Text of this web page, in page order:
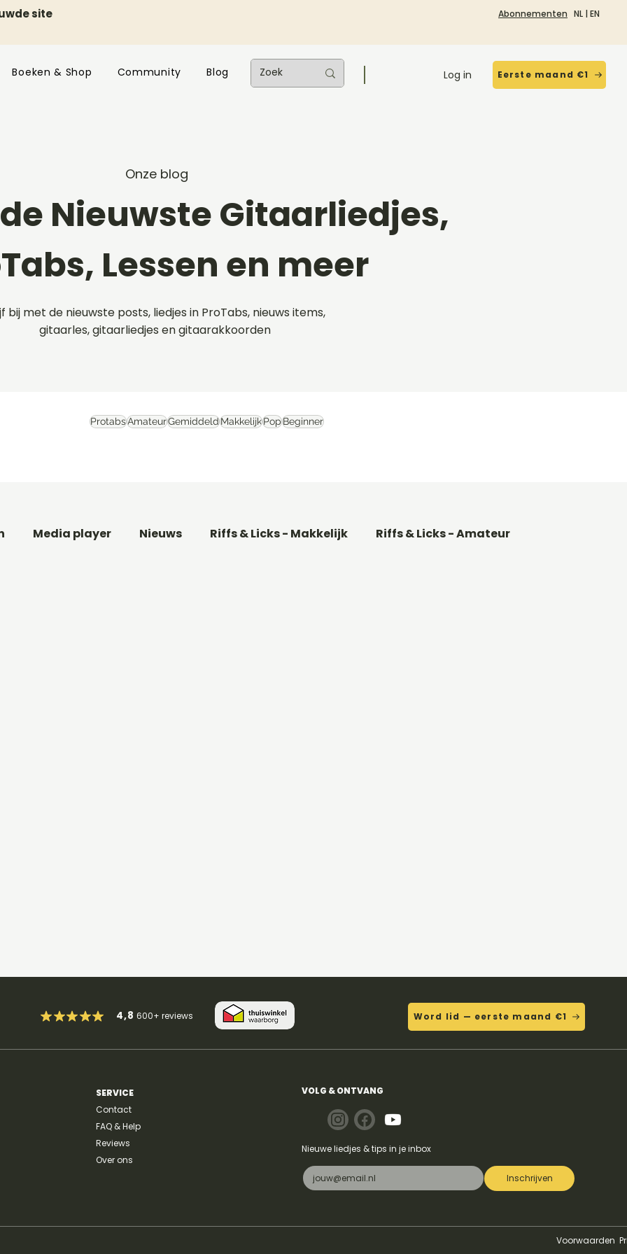
site Abonnementen NL | EN
Boeken & Shop Community Blog Log in Eerste maand €1
Onze blog
Nieuwste Gitaarliedjes,
Lessen en meer
bij met de nieuwste posts, liedjes in ProTabs, nieuws items,
gitaarles, gitaarliedjes en gitaarakkoorden
ProtabsAmateurGemiddeldMakkelijkPopBeginner
Media player Nieuws Riffs & Licks - Makkelijk Riffs & Licks - Amateur
4,8600+reviews Word lid — eerste maand €1
SERVICE
Contact
FAQ & Help
Reviews
Over ons
VOLG & ONTVANG
Nieuwe liedjes & tips in je inbox
Inschrijven
Voorwaarden